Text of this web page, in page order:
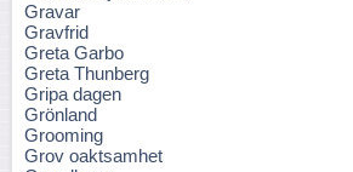
Gravar
Gravfrid
Greta Garbo
Greta Thunberg
Gripa dagen
Grönland
Grooming
Grov oaktsamhet